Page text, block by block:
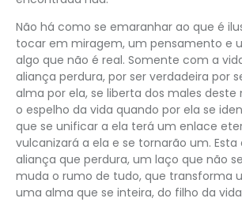
Não há como se emaranhar ao que é
tocar em miragem, um pensamento e
algo que não é real. Somente com a
aliança perdura, por ser verdadeira por
alma por ela, se liberta dos males deste
o espelho da vida quando por ela se
que se unificar a ela terá um enlace
vulcanizará a ela e se tornarão um. Esta
aliança que perdura, um laço que não
muda o rumo de tudo, que transforma
uma alma que se inteira, do filho da